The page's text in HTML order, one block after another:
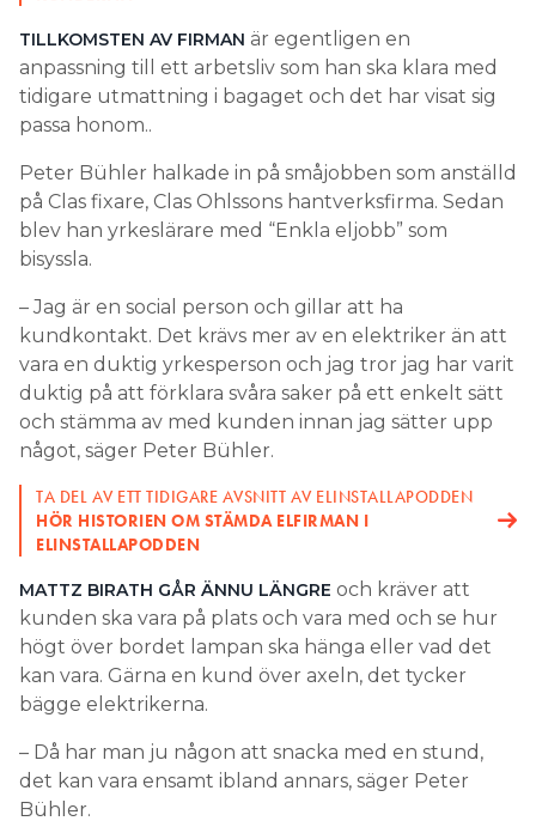
TILLKOMSTEN AV FIRMAN är egentligen en
anpassning till ett arbetsliv som han ska klara med
tidigare utmattning i bagaget och det har visat sig
passa honom..
Peter Bühler halkade in på småjobben som anställd
på Clas fixare, Clas Ohlssons hantverksfirma. Sedan
blev han yrkeslärare med “Enkla eljobb” som
bisyssla.
– Jag är en social person och gillar att ha
kundkontakt. Det krävs mer av en elektriker än att
vara en duktig yrkesperson och jag tror jag har varit
duktig på att förklara svåra saker på ett enkelt sätt
och stämma av med kunden innan jag sätter upp
något, säger Peter Bühler.
TA DEL AV ETT TIDIGARE AVSNITT AV ELINSTALLAPODDEN
HÖR HISTORIEN OM STÄMDA ELFIRMAN I
ELINSTALLAPODDEN
MATTZ BIRATH GÅR ÄNNU LÄNGRE och kräver att
kunden ska vara på plats och vara med och se hur
högt över bordet lampan ska hänga eller vad det
kan vara. Gärna en kund över axeln, det tycker
bägge elektrikerna.
– Då har man ju någon att snacka med en stund,
det kan vara ensamt ibland annars, säger Peter
Bühler.